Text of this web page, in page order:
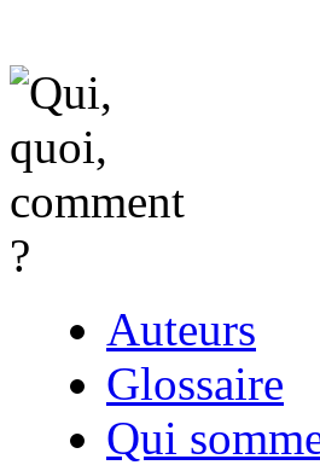
Auteurs
Glossaire
Qui